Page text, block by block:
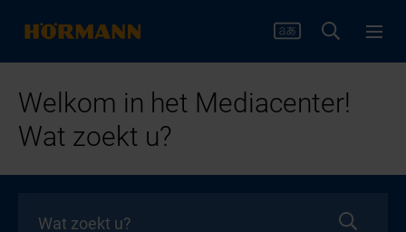
Welkom in het Mediacenter!
Wat zoekt u?